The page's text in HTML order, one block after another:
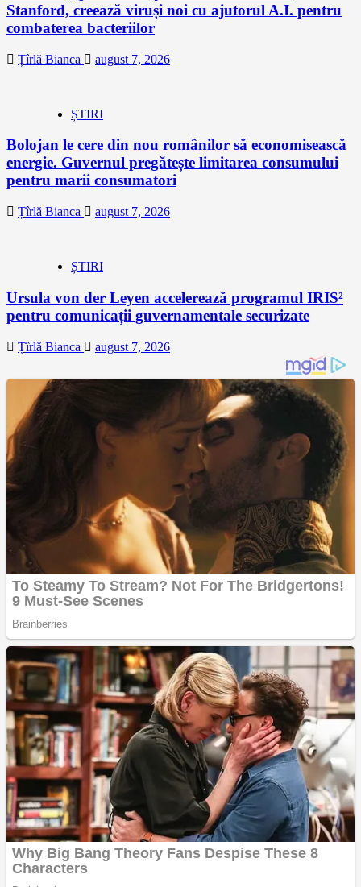
Stanford, creează viruși noi cu ajutorul A.I. pentru
combaterea bacteriilor
Țîrlă Bianca august 7, 2026
ȘTIRI
Bolojan le cere din nou românilor să economisească
energie. Guvernul pregătește limitarea consumului
pentru marii consumatori
Țîrlă Bianca august 7, 2026
ȘTIRI
Ursula von der Leyen accelerează programul IRIS²
pentru comunicații guvernamentale securizate
Țîrlă Bianca august 7, 2026